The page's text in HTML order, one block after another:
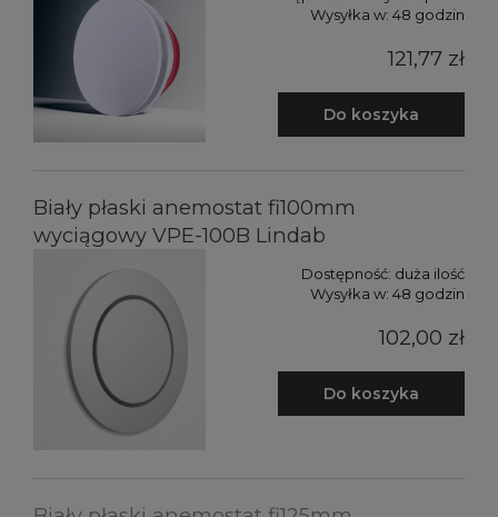
Wysyłka w: 48 godzin
121,77 zł
Do koszyka
Biały płaski anemostat fi100mm
wyciągowy VPE-100B Lindab
Dostępność: duża ilość
Wysyłka w: 48 godzin
102,00 zł
Do koszyka